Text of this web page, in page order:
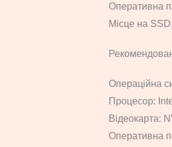
Оперативна
Місце на
Операційна
Процесор:
Відеокарта:
Оперативна